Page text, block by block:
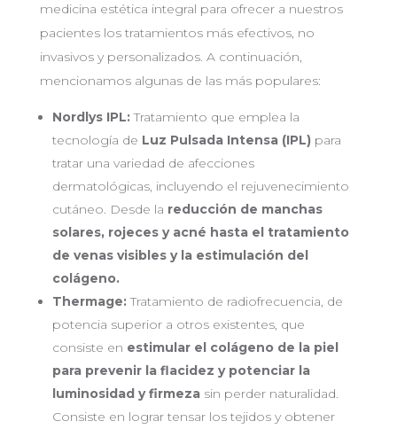
medicina estética integral para ofrecer a nuestros
pacientes los tratamientos más efectivos, no
invasivos y personalizados. A continuación,
mencionamos algunas de las más populares:
Nordlys IPL:Tratamiento que emplea la
tecnología de Luz Pulsada Intensa (IPL)para
tratar una variedad de afecciones
dermatológicas, incluyendo el rejuvenecimiento
cutáneo. Desde la reducción de manchas
solares, rojeces y acné hasta el tratamiento
de venas visibles y la estimulación del
colágeno.
Thermage:Tratamiento de radiofrecuencia, de
potencia superior a otros existentes, que
consiste en estimular el colágeno de la piel
para prevenir la flacidez y potenciar la
luminosidad y firmeza sin perder naturalidad.
Consiste en lograr tensar los tejidos y obtener